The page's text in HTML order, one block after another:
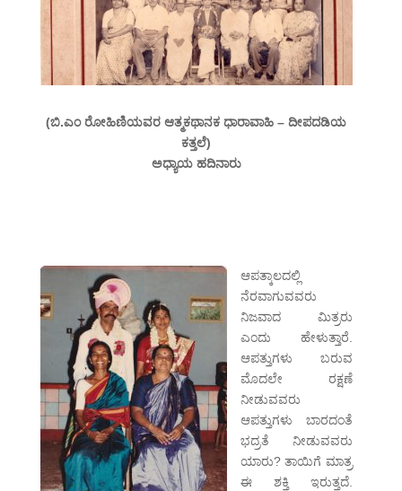
(ಬಿ.ಎಂ ರೋಹಿಣಿಯವರ ಆತ್ಮಕಥಾನಕ ಧಾರಾವಾಹಿ – ದೀಪದಡಿಯ
ಕತ್ತಲೆ)
ಅಧ್ಯಾಯ ಹದಿನಾರು
ಆಪತ್ಕಾಲದಲ್ಲಿ
ನೆರವಾಗುವವರು
ನಿಜವಾದ ಮಿತ್ರರು
ಎಂದು ಹೇಳುತ್ತಾರೆ.
ಆಪತ್ತುಗಳು ಬರುವ
ಮೊದಲೇ ರಕ್ಷಣೆ
ನೀಡುವವರು
ಆಪತ್ತುಗಳು ಬಾರದಂತೆ
ಭದ್ರತೆ ನೀಡುವವರು
ಯಾರು? ತಾಯಿಗೆ ಮಾತ್ರ
ಈ ಶಕ್ತಿ ಇರುತ್ತದೆ.